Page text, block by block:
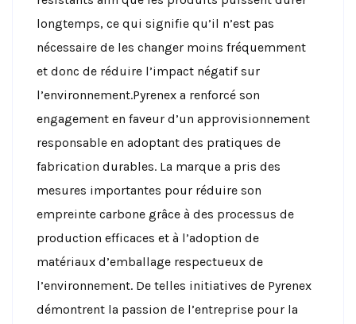
longtemps, ce qui signifie qu’il n’est pas
nécessaire de les changer moins fréquemment
et donc de réduire l’impact négatif sur
l’environnement.Pyrenex a renforcé son
engagement en faveur d’un approvisionnement
responsable en adoptant des pratiques de
fabrication durables. La marque a pris des
mesures importantes pour réduire son
empreinte carbone grâce à des processus de
production efficaces et à l’adoption de
matériaux d’emballage respectueux de
l’environnement. De telles initiatives de Pyrenex
démontrent la passion de l’entreprise pour la